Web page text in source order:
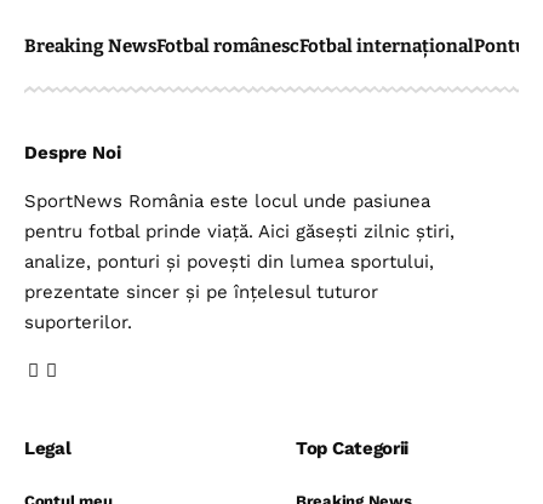
Breaking NewsFotbal românescFotbal internaționalPontul
Despre Noi
SportNews România este locul unde pasiunea
pentru fotbal prinde viață. Aici găsești zilnic știri,
analize, ponturi și povești din lumea sportului,
prezentate sincer și pe înțelesul tuturor
suporterilor.
Legal Top Categorii